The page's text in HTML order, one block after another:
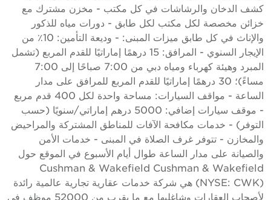
كشف الدخان والرشاشات في كل مكتب - مخزن مشترك مع
خزائن مخصصة لكل مكتب لكل طابق - دورات مياه للذكور
والإناث في كل طابق ميزات المبنى: - وديعة التأمين: 10٪ من
الإيجار السنوي - المرافق: 15 درهمًا إماراتيًا للقدم المربع (تشمل
المبرد وهيئة كهرباء ومياه دبي من 7:00 صباحًا إلى 7:00
مساءً)؛ 30 درهمًا إماراتيًا للقدم المربع للمرافق على مدار
الساعة - مواقف السيارات: مساحة واحدة لكل 400 قدم مربع
- موقف سيارات إضافي: 5000 درهم إماراتي/سنويًا (حسب
التوفر) - خدمات مكافحة الآفات للمناطق المشتركة والمراحيض
والمخازن - تتوفر غرف الصلاة في المبنى - خدمات الأمن
والصيانة على مدار الساعة طوال أيام الأسبوع في الموقع حول
Cushman & Wakefield Cushman & Wakefield
(NYSE: CWK) هي شركة خدمات عقارية تجارية عالمية رائدة
لأصحاب العقارات وشاغليها مع ما يقرب من 52000 موظف في